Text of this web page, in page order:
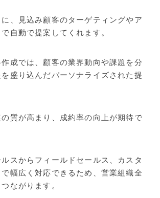
、見込み顧客のターゲティングやア
自動で提案してくれます。
成では、顧客の業界動向や課題を分
盛り込んだパーソナライズされた提
質が高まり、成約率の向上が期待で
スからフィールドセールス、カスタ
幅広く対応できるため、営業組織全
ながります。